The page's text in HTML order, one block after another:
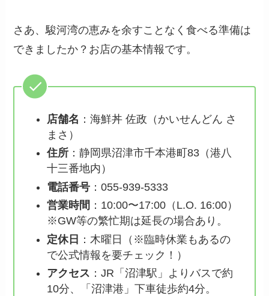
さあ、駿河湾の恵みを余すことなく食べる準備は
できましたか？お店の基本情報です。
店舗名 ：海鮮丼 佐政（かいせんどん さ
まさ）
住所 ：静岡県沼津市千本港町83（港八
十三番地内）
電話番号 ：055-939-5333
営業時間 ：10:00〜17:00（L.O. 16:00）
※GW等の繁忙期は延長の場合あり。
定休日 ：木曜日（※臨時休業もあるの
で公式情報を要チェック！）
アクセス ：JR「沼津駅」よりバスで約
10分、「沼津港」下車徒歩約4分。